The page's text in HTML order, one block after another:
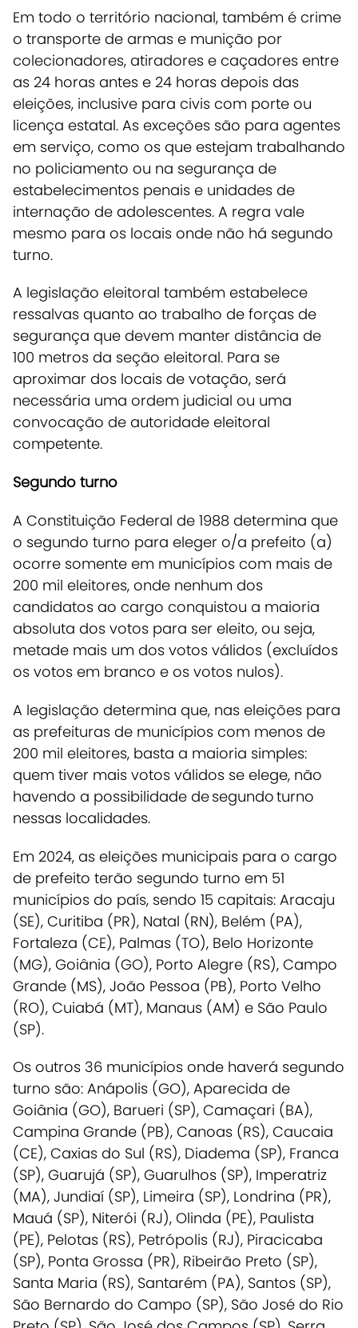
Em todo o território nacional, também é crime
o transporte de armas e munição por
colecionadores, atiradores e caçadores entre
as 24 horas antes e 24 horas depois das
eleições, inclusive para civis com porte ou
licença estatal. As exceções são para agentes
em serviço, como os que estejam trabalhando
no policiamento ou na segurança de
estabelecimentos penais e unidades de
internação de adolescentes. A regra vale
mesmo para os locais onde não há segundo
turno.
A legislação eleitoral também estabelece
ressalvas quanto ao trabalho de forças de
segurança que devem manter distância de
100 metros da seção eleitoral. Para se
aproximar dos locais de votação, será
necessária uma ordem judicial ou uma
convocação de autoridade eleitoral
competente.
Segundo turno
A Constituição Federal de 1988 determina que
o segundo turno para eleger o/a prefeito (a)
ocorre somente em municípios com mais de
200 mil eleitores, onde nenhum dos
candidatos ao cargo conquistou a maioria
absoluta dos votos para ser eleito, ou seja,
metade mais um dos votos válidos (excluídos
os votos em branco e os votos nulos).
A legislação determina que, nas eleições para
as prefeituras de municípios com menos de
200 mil eleitores, basta a maioria simples:
quem tiver mais votos válidos se elege, não
havendo a possibilidade de segundo turno
nessas localidades.
Em 2024, as eleições municipais para o cargo
de prefeito terão segundo turno em 51
municípios do país, sendo 15 capitais: Aracaju
(SE), Curitiba (PR), Natal (RN), Belém (PA),
Fortaleza (CE), Palmas (TO), Belo Horizonte
(MG), Goiânia (GO), Porto Alegre (RS), Campo
Grande (MS), João Pessoa (PB), Porto Velho
(RO), Cuiabá (MT), Manaus (AM) e São Paulo
(SP).
Os outros 36 municípios onde haverá segundo
turno são: Anápolis (GO), Aparecida de
Goiânia (GO), Barueri (SP), Camaçari (BA),
Campina Grande (PB), Canoas (RS), Caucaia
(CE), Caxias do Sul (RS), Diadema (SP), Franca
(SP), Guarujá (SP), Guarulhos (SP), Imperatriz
(MA), Jundiaí (SP), Limeira (SP), Londrina (PR),
Mauá (SP), Niterói (RJ), Olinda (PE), Paulista
(PE), Pelotas (RS), Petrópolis (RJ), Piracicaba
(SP), Ponta Grossa (PR), Ribeirão Preto (SP),
Santa Maria (RS), Santarém (PA), Santos (SP),
São Bernardo do Campo (SP), São José do Rio